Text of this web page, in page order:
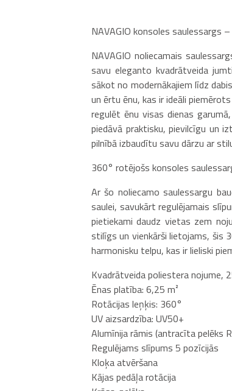
NAVAGIO konsoles saulessargs
NAVAGIO noliecamais
savu eleganto kvadrātveida
sākot no modernākajiem līdz
un ērtu ēnu, kas ir ideāli
regulēt ēnu visas dienas
piedāvā praktisku, pievilcīgu un
pilnībā izbaudītu savu dārzu ar
360° rotējošs konsoles
Ar šo noliecamo saulessargu
saulei, savukārt regulējamais
pietiekami daudz vietas zem
stilīgs un vienkārši lietojams, šis
harmonisku telpu, kas ir lieliski
Kvadrātveida poliestera nojume,
Ēnas platība: 6,25 m²
Rotācijas leņķis: 360°
UV aizsardzība: UV50+
Alumīnija rāmis (antracīta pelēks
Regulējams slīpums 5 pozīcijās
Kloķa atvēršana
Kājas pedāļa rotācija